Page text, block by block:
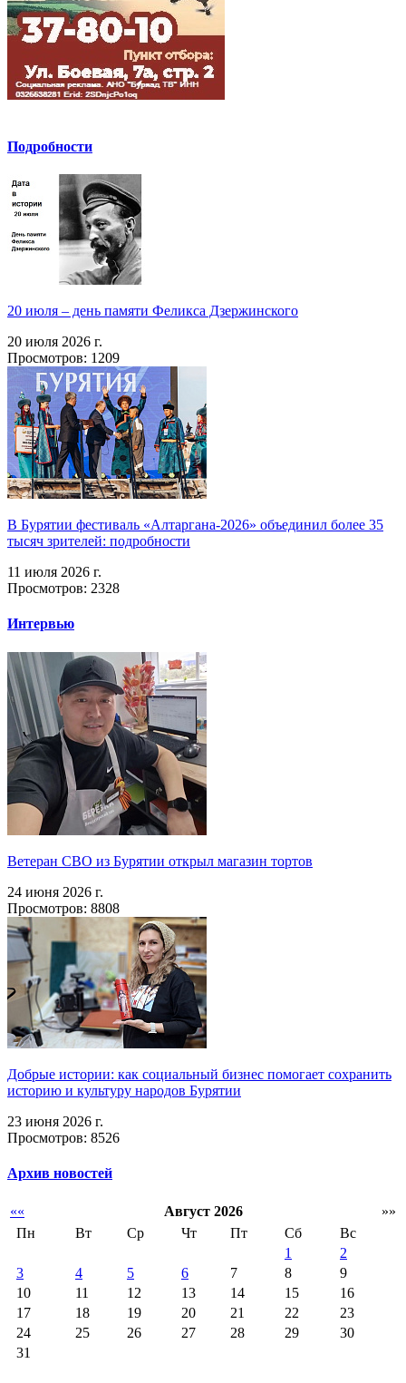
Подробности
20 июля – день памяти Феликса Дзержинского
20 июля 2026 г.
Просмотров: 1209
В Бурятии фестиваль «Алтаргана-2026» объединил более 35
тысяч зрителей: подробности
11 июля 2026 г.
Просмотров: 2328
Интервью
Ветеран СВО из Бурятии открыл магазин тортов
24 июня 2026 г.
Просмотров: 8808
Добрые истории: как социальный бизнес помогает сохранить
историю и культуру народов Бурятии
23 июня 2026 г.
Просмотров: 8526
Архив новостей
«« Август 2026
»»
Пн
Вт Ср Чт Пт Сб
Вс
1
2
3
4 5 6 7 8
9
10
11 12 13 14 15
16
17
18 19 20 21 22
23
24
25 26 27 28 29
30
31